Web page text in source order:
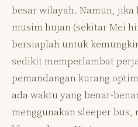
besar wilayah. Namun, jika
musim hujan (sekitar Mei
bersiaplah untuk
sedikit memperlambat
pemandangan kurang
ada waktu yang benar-
menggunakan sleeper